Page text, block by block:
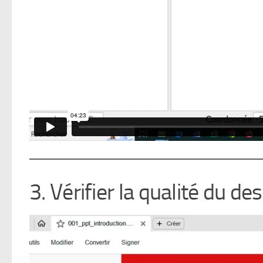
3. Vérifier la qualité du